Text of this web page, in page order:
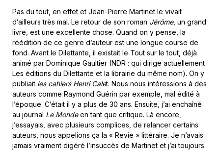
Pas du tout, en effet et Jean-Pierre Martinet le vivait
d’ailleurs très mal. Le retour de son roman Jérôme, un grand
livre, est une excellente chose. Quand on y pense, la
réédition de ce genre d’auteur est une longue course de
fond. Avant le Dilettante, il existait le Tout sur le tout, déjà
animé par Dominique Gaultier (NDR : qui dirige actuellement
Les éditions du Dilettante et la librairie du même nom). On y
publiait les cahiers Henri Calet. Nous nous intéressions à des
auteurs comme Raymond Guérin par exemple, mal édité à
l’époque. C’était il y a plus de 30 ans. Ensuite, j’ai enchaîné
au journal Le Mondeen tant que critique. Là encore,
j’essayais, avec plusieurs complices, de relancer certains
auteurs, nous appelions ça la « Revie » littéraire. Je n’avais
jamais vraiment digéré l’insuccès de Martinet et j’ai toujours